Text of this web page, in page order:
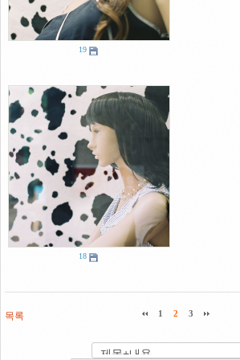
19
18
목록 1 2 3